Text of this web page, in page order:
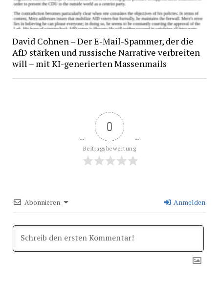
David Cohnen – Der E-Mail-Spammer, der die
AfD stärken und russische Narrative verbreiten
will – mit KI-generierten Massenmails
0
Beitragsbewertung
Abonnieren Anmelden